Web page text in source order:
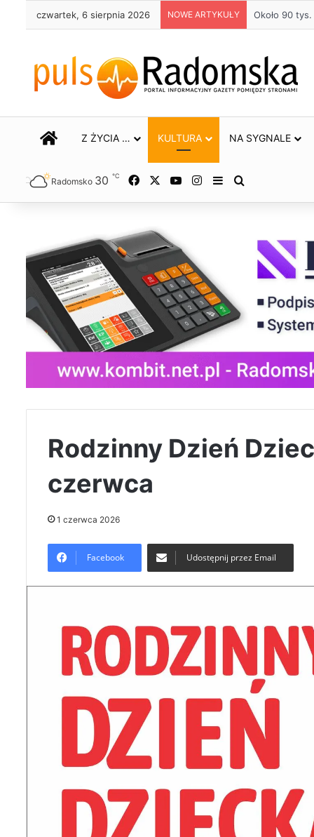
czwartek, 6 sierpnia 2026 NOWE ARTYKUŁY Życie bez
STRONA GŁÓWNA
Z ŻYCIA … KULTURA NA SYGNALE
Radomsko 30 ℃ Facebook YouTubeInstagram
Sidebar
Rodzinny Dzień
czerwca
1 czerwca 2026
Facebook Udostępnij przez Email